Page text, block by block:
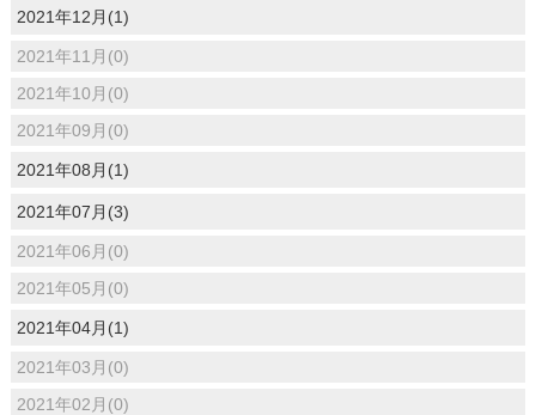
2021年12月(1)
2021年11月(0)
2021年10月(0)
2021年09月(0)
2021年08月(1)
2021年07月(3)
2021年06月(0)
2021年05月(0)
2021年04月(1)
2021年03月(0)
2021年02月(0)